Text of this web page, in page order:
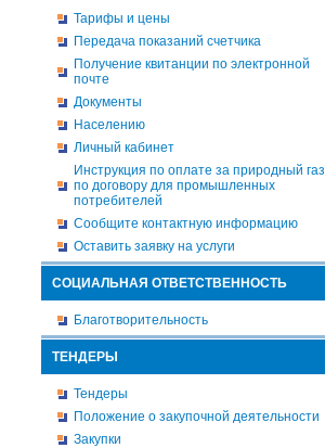
Тарифы и цены
Передача показаний счетчика
Получение квитанции по электронной
почте
Документы
Населению
Личный кабинет
Инструкция по оплате за природный газ
по договору для промышленных
потребителей
Сообщите контактную информацию
Оставить заявку на услуги
СОЦИАЛЬНАЯ ОТВЕТСТВЕННОСТЬ
Благотворительность
ТЕНДЕРЫ
Тендеры
Положение о закупочной деятельности
Закупки